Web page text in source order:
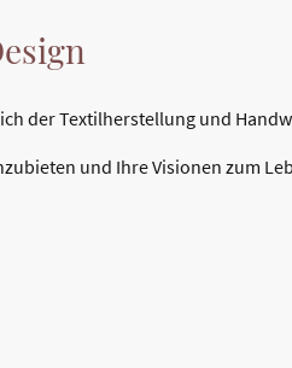
der Textilherstellung und
und Ihre Visionen zum